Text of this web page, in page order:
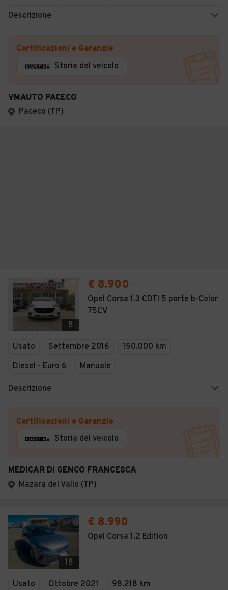
Descrizione
Certificazioni e Garanzie
Storia del veicolo
VMAUTO PACECO
Paceco (TP)
8
€ 8.900
Opel Corsa 1.3 CDTI 5 porte b-Color
75CV
Usato Settembre 2016
150.000 km
Diesel - Euro 6
Manuale
Descrizione
Certificazioni e Garanzie
Storia del veicolo
MEDICAR DI GENCO FRANCESCA
Mazara del Vallo (TP)
18
€ 8.990
Opel Corsa 1.2 Edition
Usato Ottobre 2021
98.218 km